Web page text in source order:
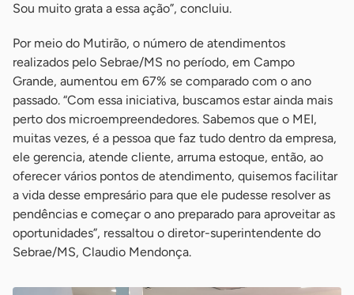
Sou muito grata a essa ação”, concluiu.
Por meio do Mutirão, o número de atendimentos
realizados pelo Sebrae/MS no período, em Campo
Grande, aumentou em 67% se comparado com o ano
passado. “Com essa iniciativa, buscamos estar ainda mais
perto dos microempreendedores. Sabemos que o MEI,
muitas vezes, é a pessoa que faz tudo dentro da empresa,
ele gerencia, atende cliente, arruma estoque, então, ao
oferecer vários pontos de atendimento, quisemos facilitar
a vida desse empresário para que ele pudesse resolver as
pendências e começar o ano preparado para aproveitar as
oportunidades”, ressaltou o diretor-superintendente do
Sebrae/MS, Claudio Mendonça.